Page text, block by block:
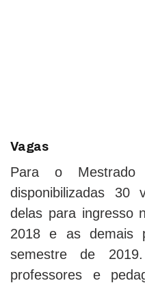
Vagas
Para o Mestrado
disponibilizadas 30
delas para ingresso
2018 e as demais
semestre de
professores e